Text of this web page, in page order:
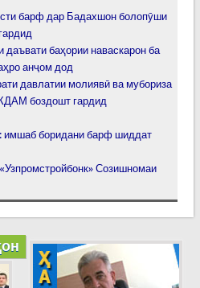
барф дар Бадахшон болопӯши
даъвати баҳории наваскарон ба
анҷом дод
давлатии молиявӣ ва мубориза
боздошт гардид
имшаб боридани барф шиддат
Созишномаи